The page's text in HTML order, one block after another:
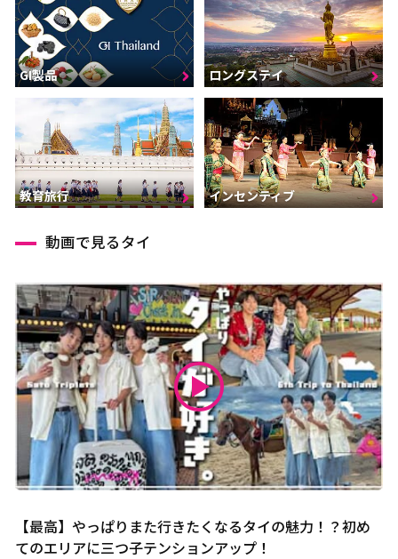
GI製品 ロングステイ
教育旅行 インセンティブ
動画で見るタイ
【最高】やっぱりまた行きたくなるタイの魅力！？初め
てのエリアに三つ子テンションアップ！